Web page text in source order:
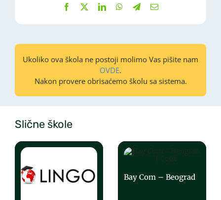
Ukoliko ova škola ne postoji molimo Vas pišite nam
OVDE.
Nakon provere obrisaćemo školu sa sistema.
Slične škole
Bay Com – Beograd